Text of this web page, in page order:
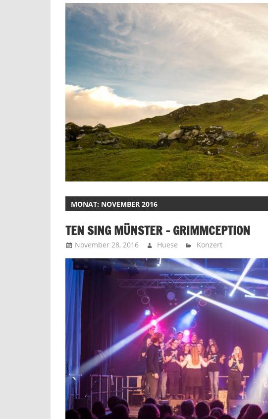
MONAT: NOVEMBER 2016
TEN SING MÜNSTER – GRIMMCEPTION
November 28, 2016 Huese Konzert